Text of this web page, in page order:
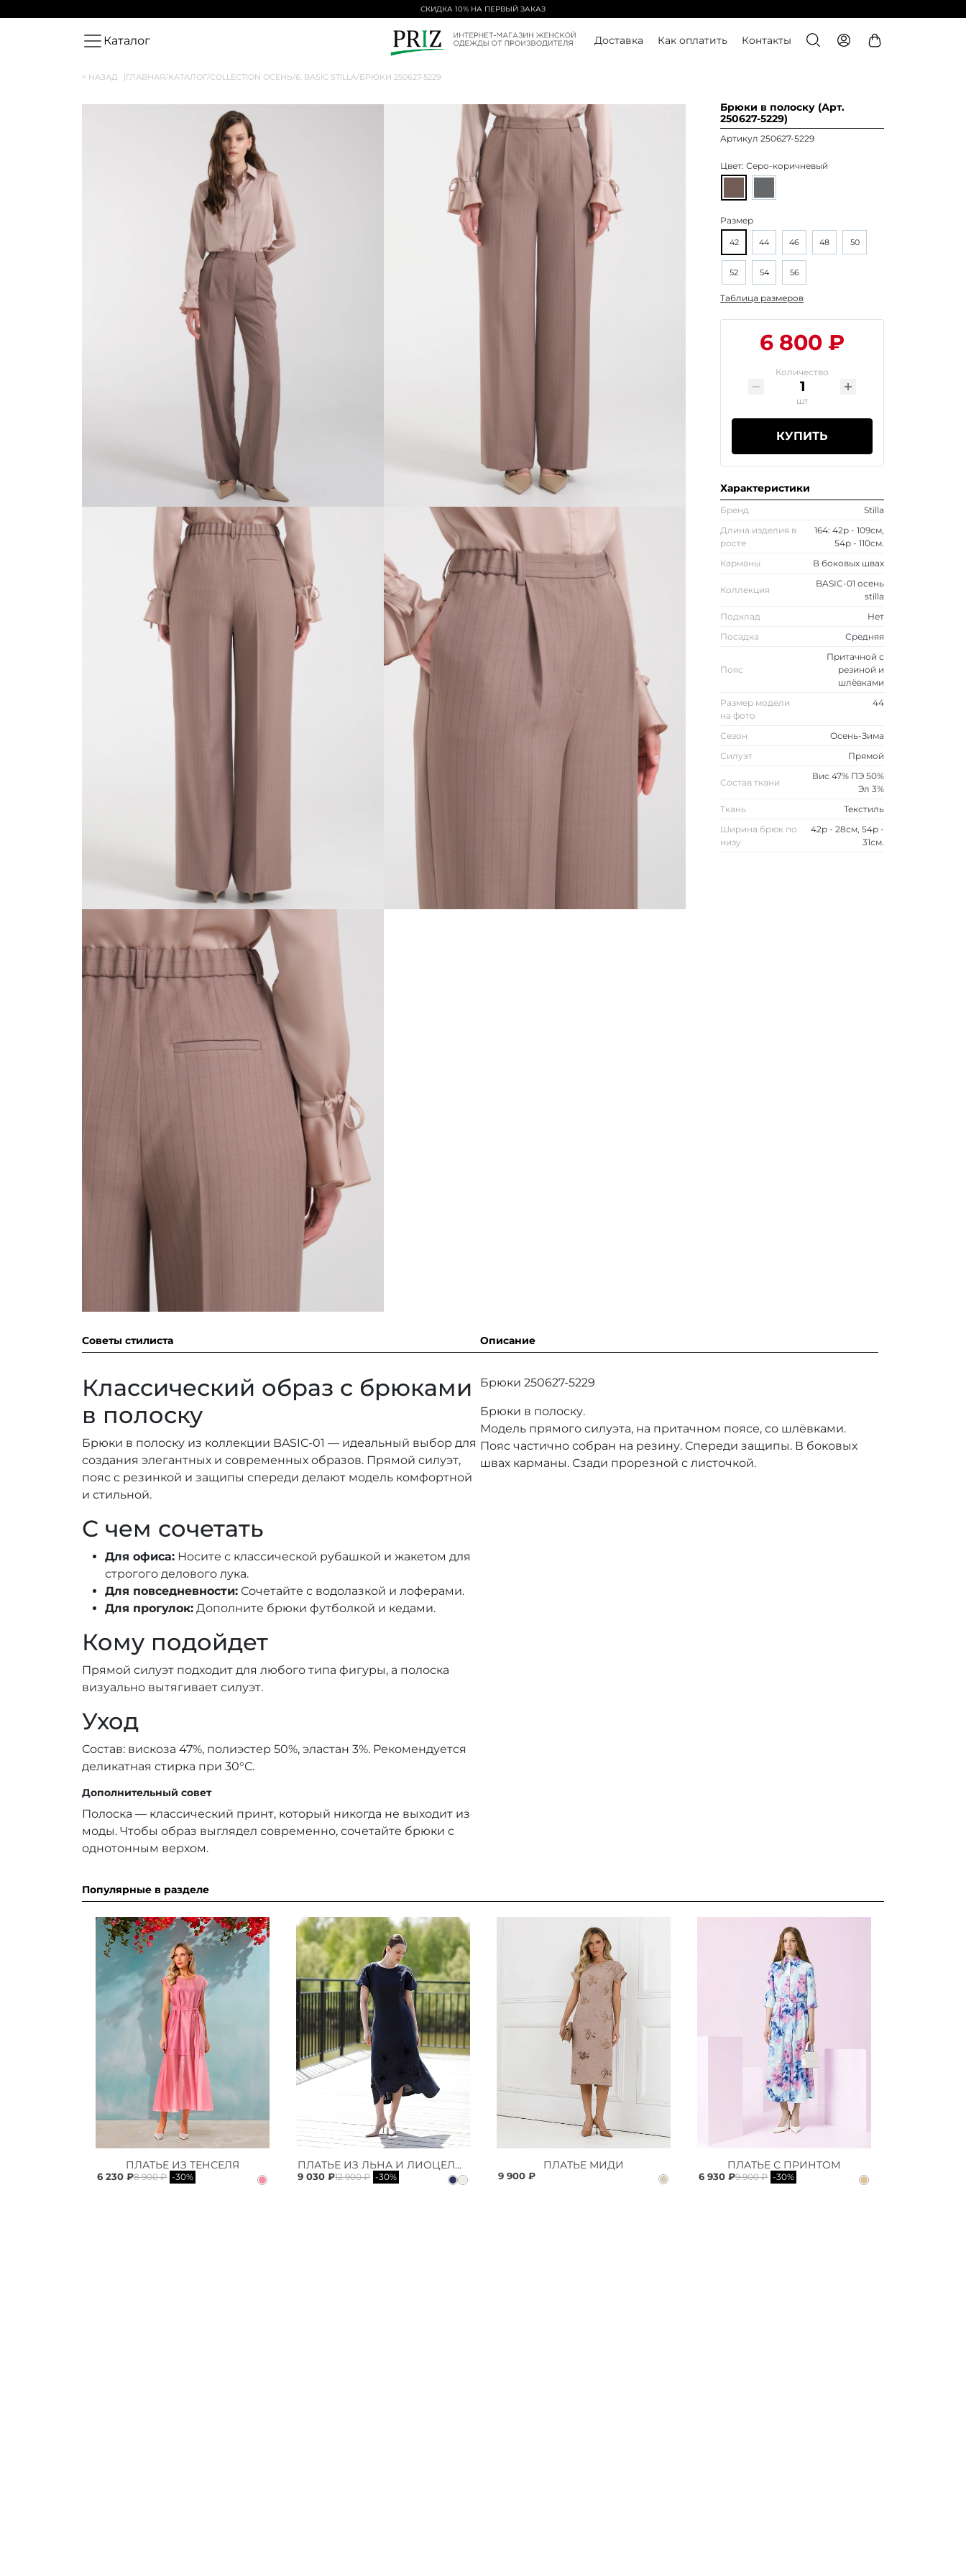
СКИДКА 10% НА ПЕРВЫЙ ЗАКАЗ
Каталог Доставка Как оплатить Контакты
< НАЗАД |ГЛАВНАЯ/КАТАЛОГ/COLLECTION ОСЕНЬ/6. BASIC STILLA/БРЮКИ 250627-5229
Брюки в полоску (Арт.
250627-5229)
Артикул 250627-5229
Цвет:Серо-коричневый
Размер
42 44 46 48 50
52 54 56
Таблица размеров
6 800 ₽
Количество
шт
КУПИТЬ
Характеристики
Бренд
Stilla
Длина изделия в
росте
164: 42р - 109см,
54р - 110см.
Карманы
В боковых швах
Коллекция
BASIC-01 осень
stilla
Подклад
Нет
Посадка
Средняя
Пояс
Притачной с
резиной и
шлёвками
Размер модели
на фото
44
Сезон
Осень-Зима
Силуэт
Прямой
Состав ткани
Вис 47% ПЭ 50%
Эл 3%
Ткань
Текстиль
Ширина брюк по
низу
42р - 28см, 54р -
31см.
Советы стилиста
Классический образ с брюками
в полоску
Брюки в полоску из коллекции BASIC-01 — идеальный выбор для
создания элегантных и современных образов. Прямой силуэт,
пояс с резинкой и защипы спереди делают модель комфортной
и стильной.
С чем сочетать
Для офиса: Носите с классической рубашкой и жакетом для
строгого делового лука.
Для повседневности: Сочетайте с водолазкой и лоферами.
Для прогулок: Дополните брюки футболкой и кедами.
Кому подойдет
Прямой силуэт подходит для любого типа фигуры, а полоска
визуально вытягивает силуэт.
Уход
Состав: вискоза 47%, полиэстер 50%, эластан 3%. Рекомендуется
деликатная стирка при 30°C.
Дополнительный совет
Полоска — классический принт, который никогда не выходит из
моды. Чтобы образ выглядел современно, сочетайте брюки с
однотонным верхом.
Описание
Брюки 250627-5229
Брюки в полоску.
Модель прямого силуэта, на притачном поясе, со шлёвками.
Пояс частично собран на резину. Спереди защипы. В боковых
швах карманы. Сзади прорезной с листочкой.
Популярные в разделе
ПЛАТЬЕ ИЗ ТЕНСЕЛЯ
6 230 ₽8 900 ₽ -30%
ПЛАТЬЕ ИЗ ЛЬНА И ЛИОЦЕЛЛА
9 030 ₽12 900 ₽ -30%
ПЛАТЬЕ МИДИ
9 900 ₽
ПЛАТЬЕ С ПРИНТОМ
6 930 ₽9 900 ₽ -30%